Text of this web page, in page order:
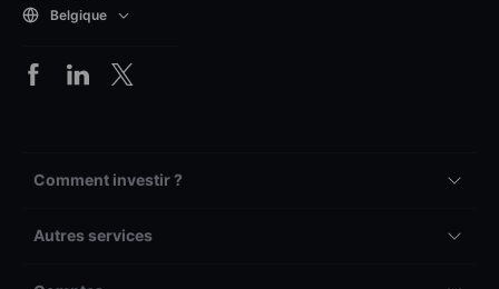
Belgique
Comment investir ?
Autres services